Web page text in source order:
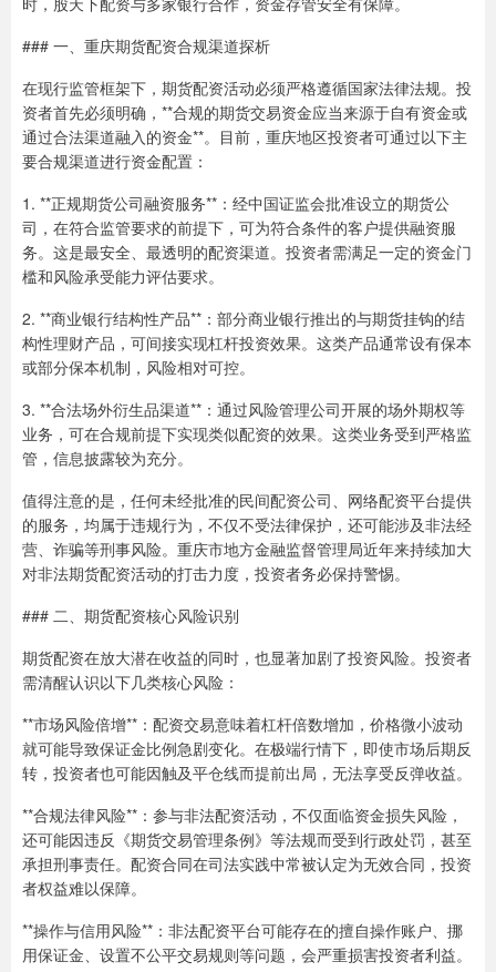
### 一、重庆期货配资合规渠道探析
在现行监管框架下，期货配资活动必须严格遵循国家法律法规。投
资者首先必须明确，**合规的期货交易资金应当来源于自有资金或
通过合法渠道融入的资金**。目前，重庆地区投资者可通过以下主
要合规渠道进行资金配置：
1. **正规期货公司融资服务**：经中国证监会批准设立的期货公
司，在符合监管要求的前提下，可为符合条件的客户提供融资服
务。这是最安全、最透明的配资渠道。投资者需满足一定的资金门
槛和风险承受能力评估要求。
2. **商业银行结构性产品**：部分商业银行推出的与期货挂钩的结
构性理财产品，可间接实现杠杆投资效果。这类产品通常设有保本
或部分保本机制，风险相对可控。
3. **合法场外衍生品渠道**：通过风险管理公司开展的场外期权等
业务，可在合规前提下实现类似配资的效果。这类业务受到严格监
管，信息披露较为充分。
值得注意的是，任何未经批准的民间配资公司、网络配资平台提供
的服务，均属于违规行为，不仅不受法律保护，还可能涉及非法经
营、诈骗等刑事风险。重庆市地方金融监督管理局近年来持续加大
对非法期货配资活动的打击力度，投资者务必保持警惕。
### 二、期货配资核心风险识别
期货配资在放大潜在收益的同时，也显著加剧了投资风险。投资者
需清醒认识以下几类核心风险：
**市场风险倍增**：配资交易意味着杠杆倍数增加，价格微小波动
就可能导致保证金比例急剧变化。在极端行情下，即使市场后期反
转，投资者也可能因触及平仓线而提前出局，无法享受反弹收益。
**合规法律风险**：参与非法配资活动，不仅面临资金损失风险，
还可能因违反《期货交易管理条例》等法规而受到行政处罚，甚至
承担刑事责任。配资合同在司法实践中常被认定为无效合同，投资
者权益难以保障。
**操作与信用风险**：非法配资平台可能存在的擅自操作账户、挪
用保证金、设置不公平交易规则等问题，会严重损害投资者利益。